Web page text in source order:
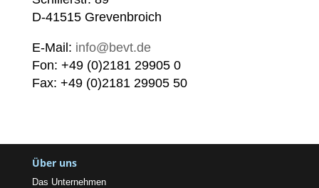
D-41515 Grevenbroich
E-Mail: info@bevt.de
Fon: +49 (0)2181 29905 0
Fax: +49 (0)2181 29905 50
Über uns
Das Unternehmen